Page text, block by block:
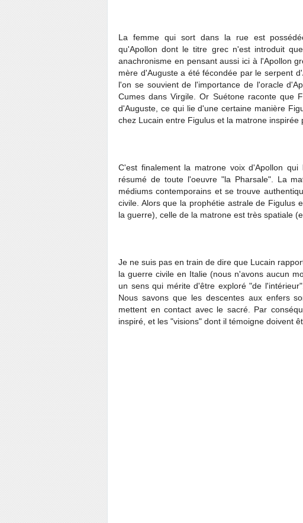
La femme qui sort dans la rue est
qu'Apollon dont le titre grec n'est introduit
anachronisme en pensant aussi ici à l'Apollon
mère d'Auguste a été fécondée par le serpent
l'on se souvient de l'importance de l'oracle
Cumes dans Virgile. Or Suétone raconte que
d'Auguste, ce qui lie d'une certaine manière
chez Lucain entre Figulus et la matrone inspirée
C'est finalement la matrone voix d'Apollon
résumé de toute l'oeuvre "la Pharsale". La
médiums contemporains et se trouve
civile. Alors que la prophétie astrale de Figulus
la guerre), celle de la matrone est très spatiale
Je ne suis pas en train de dire que Lucain
la guerre civile en Italie (nous n'avons aucun
un sens qui mérite d'être exploré "de
Nous savons que les descentes aux enfers
mettent en contact avec le sacré. Par
inspiré, et les "visions" dont il témoigne doivent